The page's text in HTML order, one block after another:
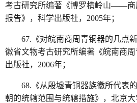
考古研究所编著《博罗横岭山——商
报告》，科学出版社，2005年；
67.《对皖南商周青铜器的几点
徽省文物考古研究所编著《皖南商
出版社，2006年；
68.《从殷墟青铜器族徽所代表
朝的统辖范围与统辖措施》，北京